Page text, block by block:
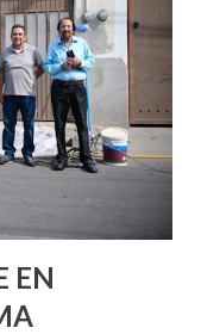
nuevo que
Si eres una
tal vez
esperar para
con
ambas partes
EN